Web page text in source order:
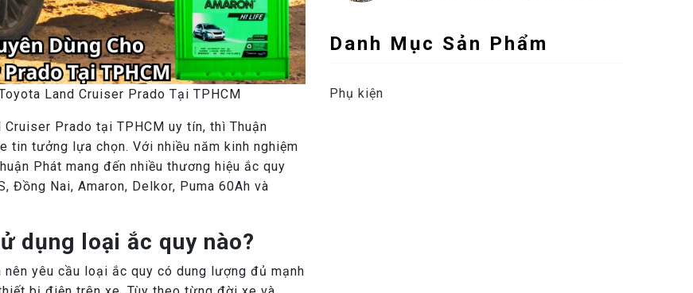
Land Cruiser Prado Tại TPHCM
Prado tại TPHCM uy tín, thì Thuận
tin tưởng lựa chọn. Với nhiều năm kinh nghiệm
Phát mang đến nhiều thương hiệu ắc quy
Đồng Nai, Amaron, Delkor, Puma 60Ah và
dụng loại ắc quy nào?
yêu cầu loại ắc quy có dung lượng đủ mạnh
Danh Mục Sản Phẩm
Phụ kiện